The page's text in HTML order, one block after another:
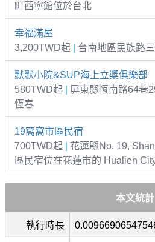
町西寧館位於台北
幸福滿屋
3,200TWD起
台南地區民族路
默默小院&SUP海上立槳俱樂部
580TWD起
屏東縣恆南路64巷
恆春
19窩窩市區民宿
700TWD起
花蓮縣No. 19,
區民宿位在花蓮市的 Hualien
本文統計
執行時長